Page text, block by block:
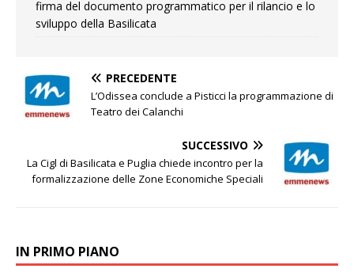
firma del documento programmatico per il rilancio e lo
sviluppo della Basilicata
PRECEDENTE
L’Odissea conclude a Pisticci la programmazione di
Teatro dei Calanchi
SUCCESSIVO
La Cigl di Basilicata e Puglia chiede incontro per la
formalizzazione delle Zone Economiche Speciali
IN PRIMO PIANO